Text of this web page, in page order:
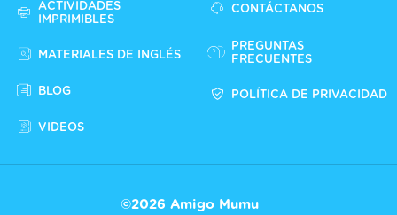
ACTIVIDADES
IMPRIMIBLES
MATERIALES DE INGLÉS
BLOG
VIDEOS
CONTÁCTANOS
PREGUNTAS
FRECUENTES
POLÍTICA DE PRIVACIDAD
©2026 Amigo Mumu